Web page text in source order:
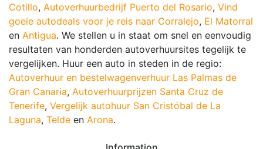
Cotillo, Autoverhuurbedrijf Puerto del Rosario, Vind
goeie autodeals voor je reis naar Corralejo, El Matorral
en Antigua. We stellen u in staat om snel en eenvoudig
resultaten van honderden autoverhuursites tegelijk te
vergelijken. Huur een auto in steden in de regio:
Autoverhuur en bestelwagenverhuur Las Palmas de
Gran Canaria, Autoverhuurprijzen Santa Cruz de
Tenerife, Vergelijk autohuur San Cristóbal de La
Laguna, Telde en Arona.